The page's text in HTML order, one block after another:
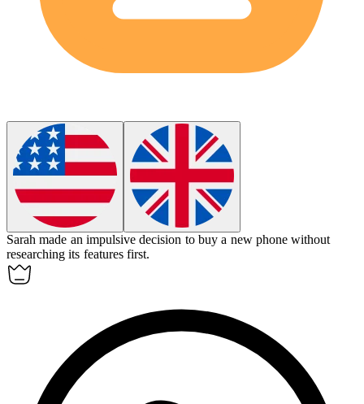
Sarah made an impulsive decision to buy a new phone without
researching its features first.